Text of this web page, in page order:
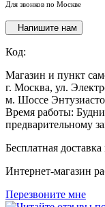
Для звонков по Москве
Напишите нам
Код:
Магазин и пункт
г. Москва, ул.
м. Шоссе
Время работы:
предварительному
Бесплатная
Интернет-магазин
Перезвоните мне